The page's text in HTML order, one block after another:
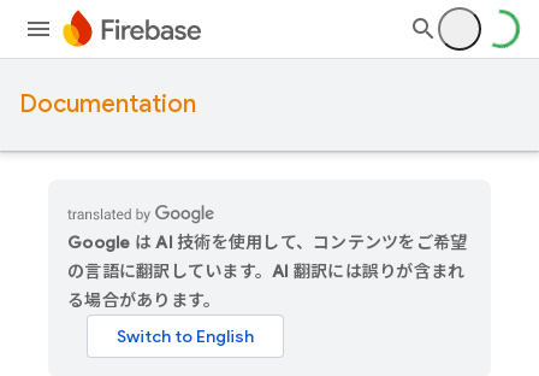
Documentation
Google は AI 技術を使用して、コンテンツをご希望
の言語に翻訳しています。AI 翻訳には誤りが含まれ
る場合があります。